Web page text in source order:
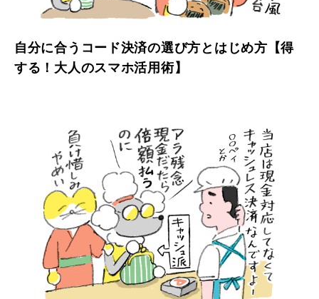
自分に合うコード決済の選び方とはじめ方【得
する！大人のスマホ活用術】